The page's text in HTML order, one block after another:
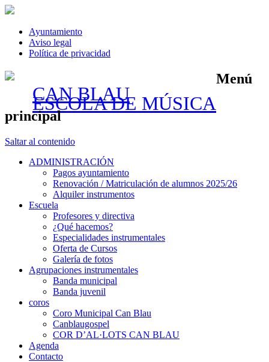
Ayuntamiento
Aviso legal
Política de privacidad
CAN BLAU
ESCOLA DE MÚSICA
Menú
principal
Saltar al contenido
ADMINISTRACIÓN
Pagos ayuntamiento
Renovación / Matriculación de alumnos 2025/26
Alquiler instrumentos
Escuela
Profesores y directiva
¿Qué hacemos?
Especialidades instrumentales
Oferta de Cursos
Galería de fotos
Agrupaciones instrumentales
Banda municipal
Banda juvenil
coros
Coro Municipal Can Blau
Canblaugospel
COR D’AL·LOTS CAN BLAU
Agenda
Contacto